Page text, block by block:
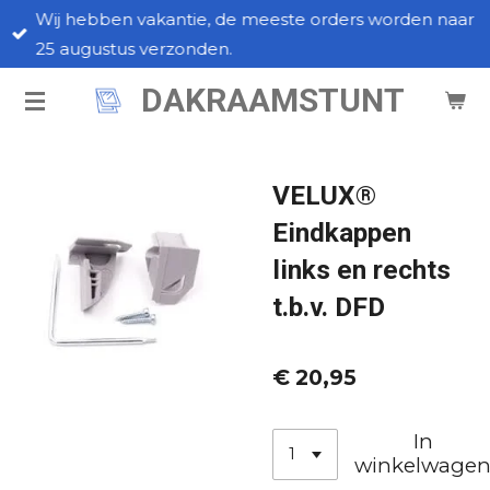
Ga
direct
de
DAKRAAMSTUNT
Wij hebben vakantie, de meeste orders worden naar
25 augustus verzonden.
VELUX®
Eindkappen
links en rechts
t.b.v. DFD
€ 20,95
In